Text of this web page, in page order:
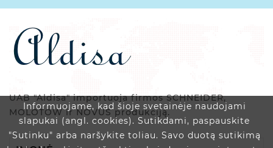
Informuojame, kad šioje svetainėje naudojami
slapukai (angl. cookies). Sutikdami, paspauskite
"Sutinku" arba naršykite toliau. Savo duotą sutikimą
UAB "Aldisa" importuoja firmos SCHNEIDER,
MOLOTOW ir NOVUS produkciją.